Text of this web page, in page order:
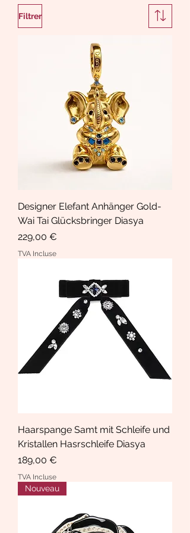
Filtrer
Designer Elefant Anhänger Gold-
Wai Tai Glücksbringer Diasya
Prix
229,00 €
TVA Incluse
Haarspange Samt mit Schleife und
Kristallen Hasrschleife Diasya
Prix
189,00 €
TVA Incluse
Nouveau